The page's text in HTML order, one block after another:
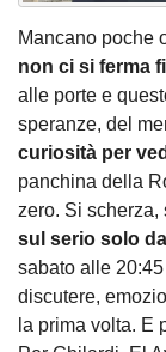
Mancano poche
non ci si ferma
alle porte e
speranze, del
curiosità per
panchina della
zero. Si scherza,
sul serio solo
sabato alle
discutere,
la prima volta. E